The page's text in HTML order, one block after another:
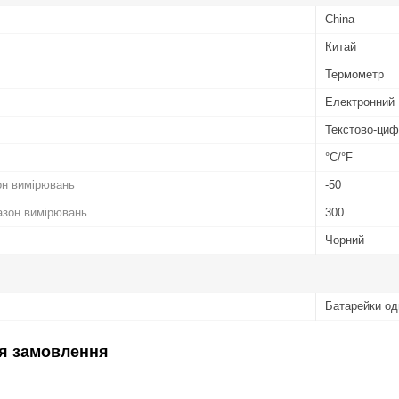
China
Китай
Термометр
Електронний
Текстово-
°С/°F
вимірювань -50
вимірювань 300
Чорний
Батарейки
замовлення